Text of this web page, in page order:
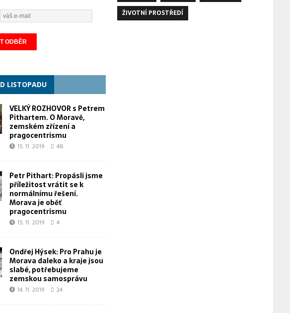
LISTOPADU
VELKÝ ROZHOVOR s Petrem
Pithartem. O Moravě,
zemském zřízení a
pragocentrismu
15. 11. 2019 48
Petr Pithart: Propásli jsme
příležitost vrátit se k
normálnímu řešení.
Morava je oběť
pragocentrismu
15. 11. 2019 4
Ondřej Hýsek: Pro Prahu je
Morava daleko a kraje jsou
slabé, potřebujeme
zemskou samosprávu
14. 11. 2019 24
ŽIVOTNÍ PROSTŘEDÍ